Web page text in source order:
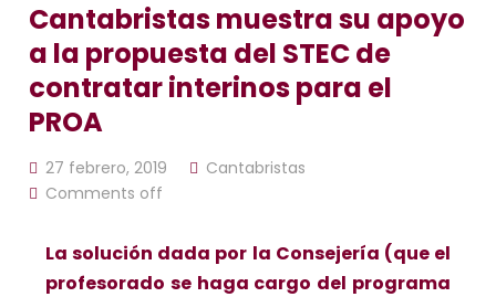
Cantabristas muestra su apoyo
a la propuesta del STEC de
contratar interinos para el
PROA
27 febrero, 2019
Cantabristas
Comments off
La solución dada por la Consejería (que el
profesorado se haga cargo del programa